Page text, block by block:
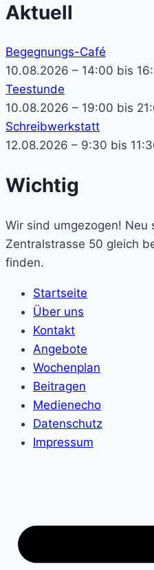
Aktuell
Begegnungs-Café
10.08.2026 – 14:00 bis
Teestunde
10.08.2026 – 19:00 bis
Schreibwerkstatt
12.08.2026 – 9:30 bis
Wichtig
Wir sind umgezogen! Neu
Zentralstrasse 50 gleich
finden.
Startseite
Über uns
Kontakt
Angebote
Wochenplan
Beitragen
Medienecho
Datenschutz
Impressum